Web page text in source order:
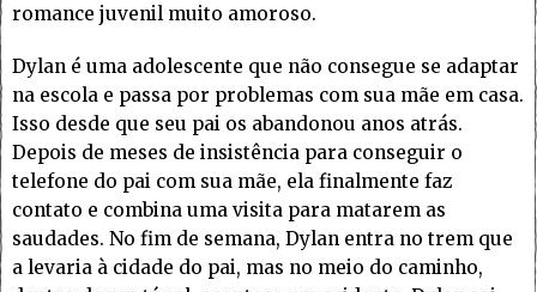
romance juvenil muito amoroso.
Dylan é uma adolescente que não consegue se adaptar
na escola e passa por problemas com sua mãe em casa.
Isso desde que seu pai os abandonou anos atrás.
Depois de meses de insistência para conseguir o
telefone do pai com sua mãe, ela finalmente faz
contato e combina uma visita para matarem as
saudades. No fim de semana, Dylan entra no trem que
a levaria à cidade do pai, mas no meio do caminho,